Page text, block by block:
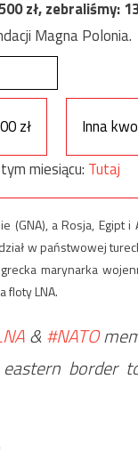
zł, zebraliśmy:
Magna Polonia.
zł
Inna
miesiącu: Tutaj
a Rosja, Egipt i
w państwowej
marynarka
floty LNA.
&#NATO
border